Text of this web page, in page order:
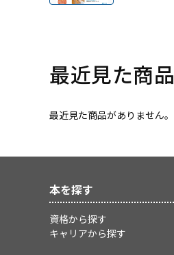
最近見た商品
最近見た商品がありません。
本を探す
資格から探す
キャリアから探す